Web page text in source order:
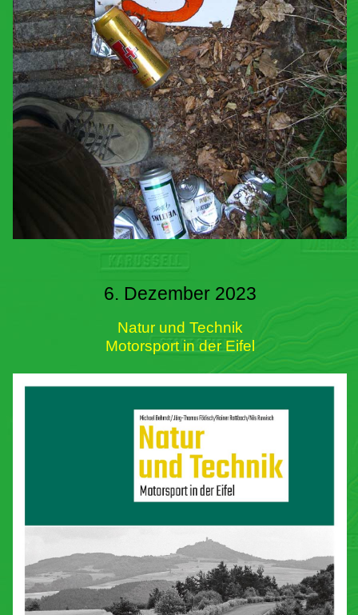
6. Dezember 2023
Natur und Technik
Motorsport in der Eifel